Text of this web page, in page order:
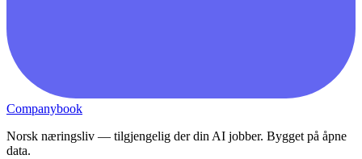
Companybook
Norsk næringsliv — tilgjengelig der din AI jobber. Bygget på åpne
data.